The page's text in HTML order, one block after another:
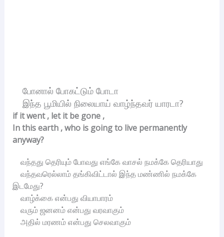
போனால் போகட்டும் போடா
இந்த பூமியில் நிலையாய் வாழ்ந்தவர் யாரடா?
if it went , let it be gone ,
In this earth , who is going to live permanently
anyway?
வந்தது தெரியும் போவது எங்கே வாசல் நமக்கே தெரியாது
வந்தவரெல்லாம் தங்கிவிட்டால் இந்த மண்ணில் நமக்கே
இடமேது?
வாழ்க்கை என்பது வியாபாரம்
வரும் ஜனனம் என்பது வரவாகும்
அதில் மரணம் என்பது செலவாகும்